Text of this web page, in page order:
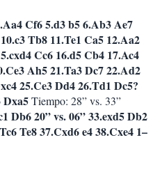
Cf6 5.d3 b5 6.Ab3 Ae7
Tb8 11.Te1 Ca5 12.Aa2
Cc6 16.d5 Cb4 17.Ac4
Ah5 21.Ta3 Dc7 22.Ad2
25.Ce3 Dd4 26.Td1 Dc5?
Dxa5Tiempo: 28” vs. 33”
Db6 20” vs. 06” 33.exd5 Db2
Te8 37.Cxd6 e4 38.Cxe4 1–